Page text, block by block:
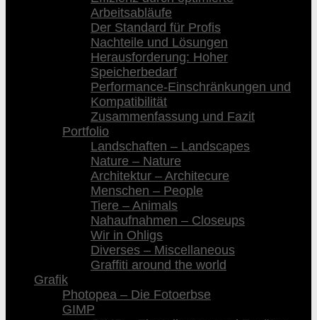
Arbeitsabläufe
Der Standard für Profis
Nachteile und Lösungen
Herausforderung: Hoher
Speicherbedarf
Performance-Einschränkungen und
Kompatibilität
Zusammenfassung und Fazit
Portfolio
Landschaften – Landscapes
Nature – Nature
Architektur – Architecure
Menschen – People
Tiere – Animals
Nahaufnahmen – Closeups
Wir in Ohligs
Diverses – Miscellaneous
Graffiti around the world
Grafik
Photopea – Die Fotoerbse
GIMP